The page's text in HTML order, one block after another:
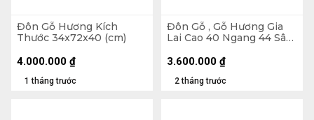
Đôn Gỗ Hương Kích
Thước 34x72x40 (cm)
1 tháng trước
4.000.000 ₫
Đôn Gỗ , Gỗ Hương Gia
Lai Cao 40 Ngang 44 Sâu
2 tháng trước
3.600.000 ₫